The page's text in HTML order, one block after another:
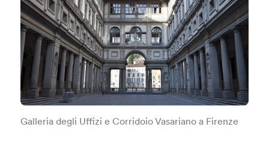
Galleria degli Uffizi e Corridoio Vasariano a Firenze